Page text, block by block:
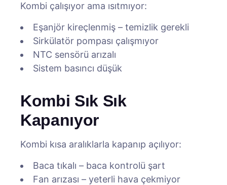
Kombi çalışıyor ama ısıtmıyor:
Eşanjör kireçlenmiş – temizlik gerekli
Sirkülatör pompası çalışmıyor
NTC sensörü arızalı
Sistem basıncı düşük
Kombi Sık Sık
Kapanıyor
Kombi kısa aralıklarla kapanıp açılıyor:
Baca tıkalı – baca kontrolü şart
Fan arızası – yeterli hava çekmiyor